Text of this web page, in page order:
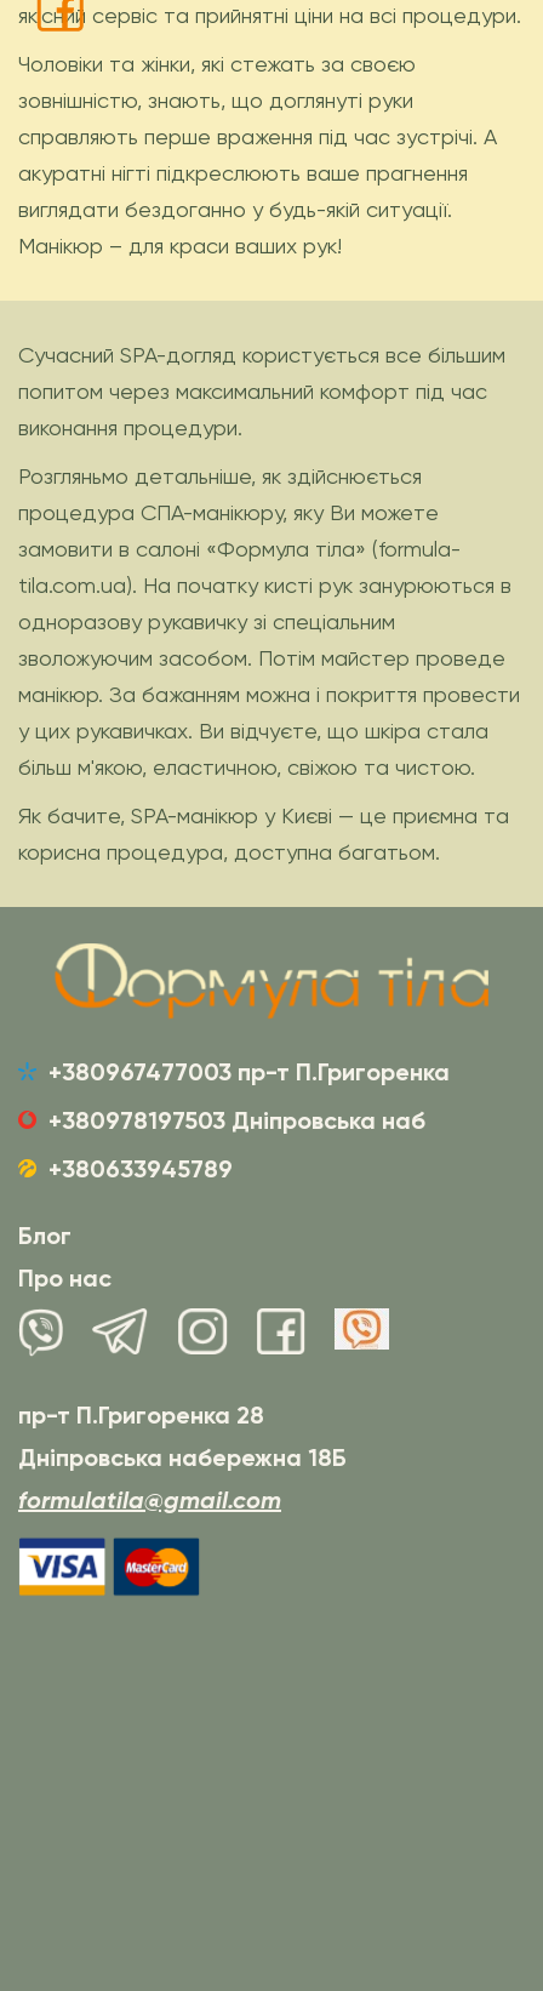
якісний сервіс та прийнятні ціни на всі процедури.
Чоловіки та жінки, які стежать за своєю
зовнішністю, знають, що доглянуті руки
справляють перше враження під час зустрічі. А
акуратні нігті підкреслюють ваше прагнення
виглядати бездоганно у будь-якій ситуації.
Манікюр – для краси ваших рук!
Сучасний SPA-догляд користується все більшим
попитом через максимальний комфорт під час
виконання процедури.
Розгляньмо детальніше, як здійснюється
процедура СПА-манікюру, яку Ви можете
замовити в салоні «Формула тіла» (formula-
tila.com.ua). На початку кисті рук занурюються в
одноразову рукавичку зі спеціальним
зволожуючим засобом. Потім майстер проведе
манікюр. За бажанням можна і покриття провести
у цих рукавичках. Ви відчуєте, що шкіра стала
більш м'якою, еластичною, свіжою та чистою.
Як бачите, SPA-манікюр у Києві — це приємна та
корисна процедура, доступна багатьом.
+380967477003 пр-т П.Григоренка
+380978197503 Дніпровська наб
+380633945789
Блог
Про нас
пр-т П.Григоренка 28
Дніпровська набережна 18Б
formulatila@gmail.com